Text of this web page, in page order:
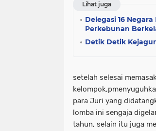
Lihat juga
Delegasi 16
Perkebunan
Detik Detik
setelah selesai
para Juri yang
lomba ini sengaja
tahun, selain itu juga